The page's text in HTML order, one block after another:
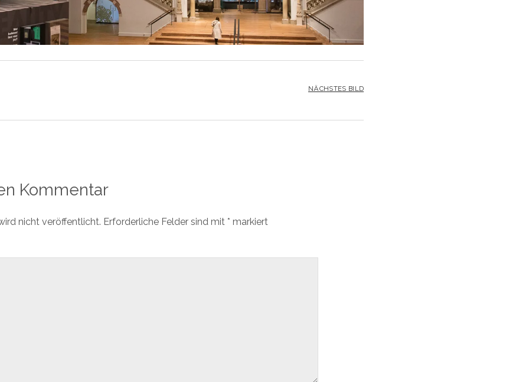
NÄCHSTES BILD
Kommentar
nicht veröffentlicht. Erforderliche Felder sind mit * markiert